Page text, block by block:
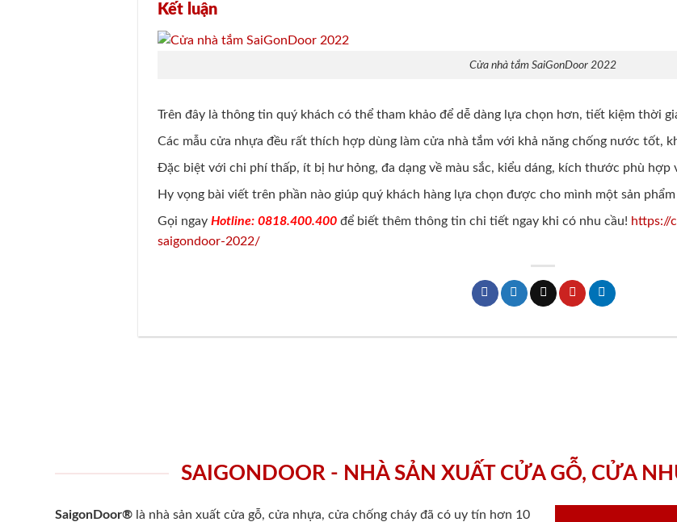
Kết luận
Cửa nhà tắm SaiGonDoor 2022
Trên đây là thông tin quý khách có thể tham khảo để dễ dàng lựa chọn hơn, tiết kiệm thời
Các mẫu cửa nhựa đều rất thích hợp dùng làm cửa nhà tắm với khả năng chống nước tốt,
Đặc biệt với chi phí thấp, ít bị hư hỏng, đa dạng về màu sắc, kiểu dáng, kích thước phù
Hy vọng bài viết trên phần nào giúp quý khách hàng lựa chọn được cho mình một sản
Gọi ngayHotline: 0818.400.400 để biết thêm thông tin chi tiết ngay khi có nhu cầu! https://
saigondoor-2022/
SAIGONDOOR - NHÀ SẢN XUẤT CỬA GỖ, CỬA
SaigonDoor® là nhà sản xuất cửa gỗ, cửa nhựa, cửa chống cháy đã có uy tín hơn 10